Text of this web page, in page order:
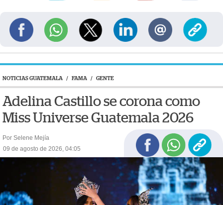
NOTICIAS GUATEMALA / FAMA / GENTE
Adelina Castillo se corona como
Miss Universe Guatemala 2026
Por Selene Mejía
09 de agosto de 2026, 04:05